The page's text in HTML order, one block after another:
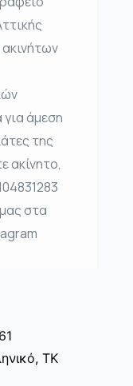
άμεση
της
ακίνητο,
στα
ΤΚ